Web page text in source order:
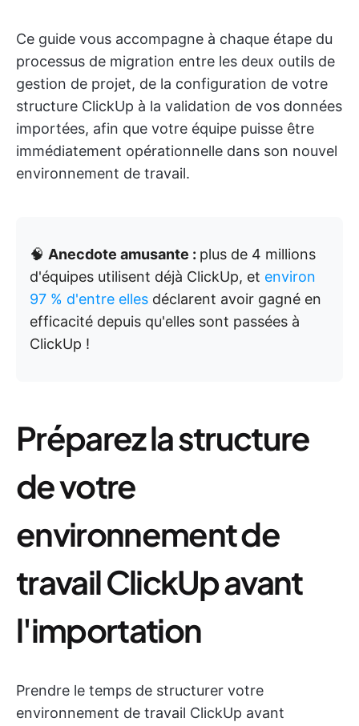
Ce guide vous accompagne à chaque étape du
processus de migration entre les deux outils de
gestion de projet, de la configuration de votre
structure ClickUp à la validation de vos données
importées, afin que votre équipe puisse être
immédiatement opérationnelle dans son nouvel
environnement de travail.
🧠 Anecdote amusante : plus de 4 millions
d'équipes utilisent déjà ClickUp, et environ
97 % d'entre elles déclarent avoir gagné en
efficacité depuis qu'elles sont passées à
ClickUp !
Préparez la structure
de votre
environnement de
travail ClickUp avant
l'importation
Prendre le temps de structurer votre
environnement de travail ClickUp avant